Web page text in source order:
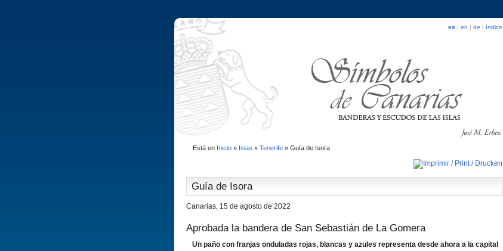
es | en | de | índice
Está en Inicio» Islas » Tenerife» Guí­a de Isora
Guí­a de Isora
Canarias, 15 de agosto de 2022
Aprobada la bandera de San Sebastián de La Gomera
Un paño con franjas onduladas rojas, blancas y azules representa desde ahora a la capital